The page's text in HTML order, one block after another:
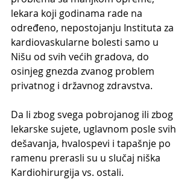
lekara koji godinama rade na
određeno, nepostojanju Instituta za
kardiovaskularne bolesti samo u
Nišu od svih većih gradova, do
osinjeg gnezda zvanog problem
privatnog i državnog zdravstva.
Da li zbog svega pobrojanog ili zbog
lekarske sujete, uglavnom posle svih
dešavanja, hvalospevi i tapašnje po
ramenu prerasli su u slučaj niška
Kardiohirurgija vs. ostali.